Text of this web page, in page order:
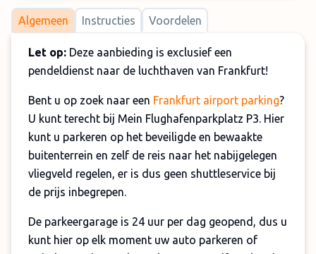
Algemeen Instructies Voordelen
Let op: Deze aanbieding is exclusief een
pendeldienst naar de luchthaven van Frankfurt!
Bent u op zoek naar een Frankfurt airport parking?
U kunt terecht bij Mein Flughafenparkplatz P3. Hier
kunt u parkeren op het beveiligde en bewaakte
buitenterrein en zelf de reis naar het nabijgelegen
vliegveld regelen, er is dus geen shuttleservice bij
de prijs inbegrepen.
De parkeergarage is 24 uur per dag geopend, dus u
kunt hier op elk moment uw auto parkeren of